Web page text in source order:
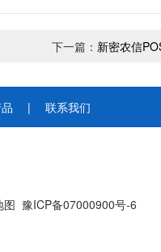
下一篇： 新密农信
| 联系我们
图 豫ICP备07000900号-6